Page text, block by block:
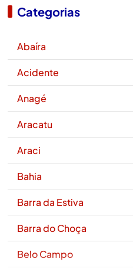
Categorias
Abaíra
Acidente
Anagé
Aracatu
Araci
Bahia
Barra da Estiva
Barra do Choça
Belo Campo